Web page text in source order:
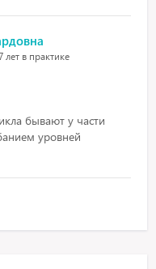
лет в практике
бывают у части
уровней